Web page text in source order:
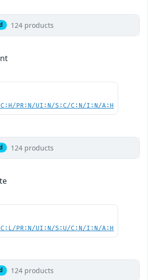
124 products
PR:N/UI:N/S:C/C:N/I:N/A:H
124 products
PR:N/UI:N/S:U/C:N/I:N/A:H
124 products